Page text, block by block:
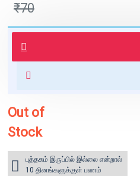
₹70
புத்தகம் 3 - 7 நாட்களில் அனுப்பி
வைக்கப்படும்.
for orders above ₹1000 within
Out of
Stock
புத்தகம் இருப்பில் இல்லை என்றால்
10 தினங்களுக்குள் பணம்